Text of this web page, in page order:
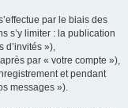
par le biais des
s’y limiter : la publication
d’invités »),
par « votre compte »),
et pendant
messages »).